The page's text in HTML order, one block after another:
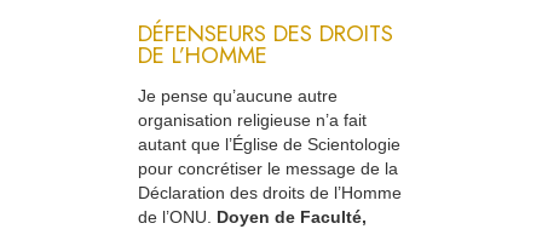
DÉFENSEURS DES DROITS
DE L’HOMME
Je pense qu’aucune autre
organisation religieuse n’a fait
autant que l’Église de Scientologie
pour concrétiser le message de la
Déclaration des droits de l’Homme
de l’ONU. Doyen de Faculté,